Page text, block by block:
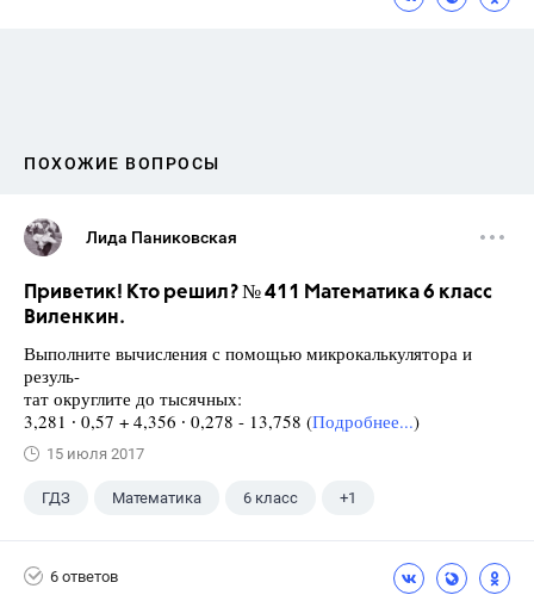
ПОХОЖИЕ ВОПРОСЫ
Лида Паниковская
Приветик! Кто решил? № 411 Математика 6 класс
Виленкин.
Выполните вычисления с помощью микрокалькулятора и
резуль-
тат округлите до тысячных:
3,281 ∙ 0,57 + 4,356 ∙ 0,278 - 13,758 (Подробнее...)
15 июля 2017
ГДЗ Математика 6 класс +1
6 ответов